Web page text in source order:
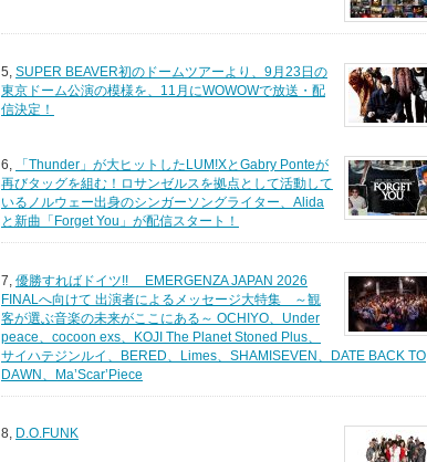
5, SUPER BEAVER初のドームツアーより、9月23日の
東京ドーム公演の模様を、11月にWOWOWで放送・配
信決定！
6,
「Thunder」が大ヒットしたLUM!XとGabry Ponteが
再びタッグを組む！ロサンゼルスを拠点として活動して
いるノルウェー出身のシンガーソングライター、Alida
と新曲「Forget You」が配信スタート！
7, 優勝すればドイツ!! EMERGENZA JAPAN 2026
FINALへ向けて 出演者によるメッセージ大特集 ～観
客が選ぶ音楽の未来がここにある～ OCHIYO、Under
peace、cocoon exs、KOJI The Planet Stoned Plus、
サイハテジンルイ、BERED、Limes、SHAMISEVEN、DATE BACK TO
DAWN、Ma’Scar’Piece
8, D.O.FUNK